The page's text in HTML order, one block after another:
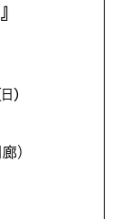
)
）